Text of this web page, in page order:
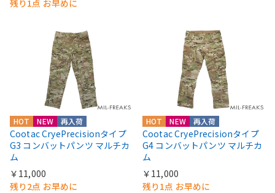
残り1点 お早めに
HOT NEW 再入荷
Cootac CryePrecisionタイプ
G3 コンバットパンツ マルチカ
ム
￥11,000
残り2点 お早めに
HOT NEW 再入荷
Cootac CryePrecisionタイプ
G4 コンバットパンツ マルチカ
ム
￥11,000
残り1点 お早めに